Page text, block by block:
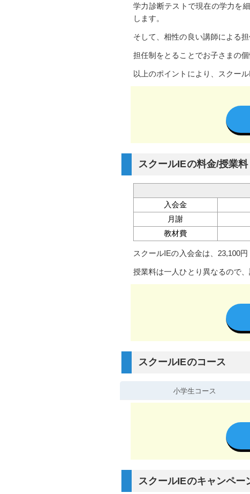
学力診断テストで現在の学力を
します。
そして、相性の良い講師による
担任制をとることでお子さまの
以上のポイントにより、スクー
スクールIEの料金/授業料
入会金
月謝
教材費
スクールIEの入会金は、23,100
授業料は一人ひとり異なるので
スクールIEのコース
小学生コース
スクールIEのキャンペー